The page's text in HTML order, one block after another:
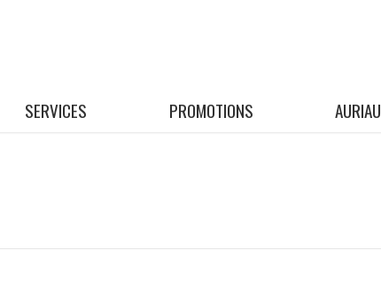
SERVICES PROMOTIONS AURIAU